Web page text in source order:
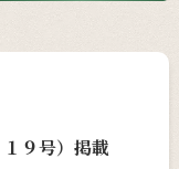
９号）掲載